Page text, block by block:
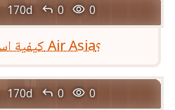
170d  0  0
كيفية استرداد تذكرة Air Asia؟
170d  0  0